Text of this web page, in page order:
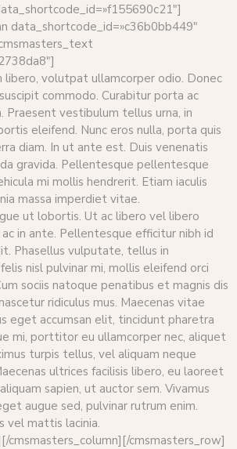
data_shortcode_id=»c36b0bb449″
libero, volutpat ullamcorper odio. Donec
commodo. Curabitur porta ac
Praesent vestibulum tellus urna, in
eleifend. Nunc eros nulla, porta quis
diam. In ut ante est. Duis venenatis
gravida. Pellentesque pellentesque
mi mollis hendrerit. Etiam iaculis
massa imperdiet vitae.
ut lobortis. Ut ac libero vel libero
in ante. Pellentesque efficitur nibh id
Phasellus vulputate, tellus in
nisl pulvinar mi, mollis eleifend orci
sociis natoque penatibus et magnis dis
ridiculus mus. Maecenas vitae
eget accumsan elit, tincidunt pharetra
mi, porttitor eu ullamcorper nec, aliquet
turpis tellus, vel aliquam neque
ultrices facilisis libero, eu laoreet
sapien, ut auctor sem. Vivamus
augue sed, pulvinar rutrum enim.
vel mattis lacinia.
cmsmasters_column][/cmsmasters_row]